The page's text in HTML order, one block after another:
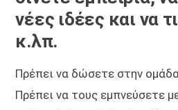
νέες ιδέες και να
κ.λπ.
Πρέπει να δώσετε στην
Πρέπει να τους εμπνεύσετε